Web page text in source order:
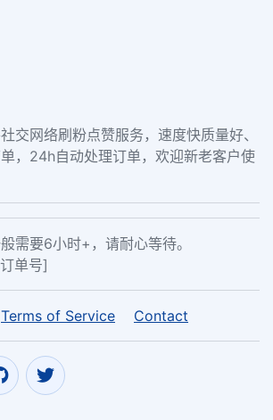
交网络刷粉点赞服务，速度快质量好、
，24h自动处理订单，欢迎新老客户使
需要6小时+，请耐心等待。
单号]
Terms of Service Contact